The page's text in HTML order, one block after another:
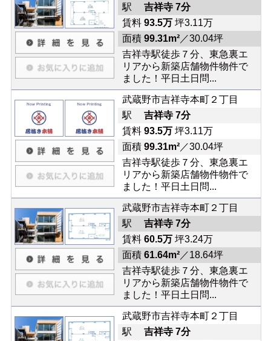
駅 吉祥寺 7分
賃料 93.5万坪3.11万
面積 99.31m²／30.04坪
吉祥寺駅徒歩７分、東急裏エ
リアから新築店舗物件物件で
ました！平日土日問...
武蔵野市吉祥寺本町２丁目
駅 吉祥寺 7分
賃料 93.5万坪3.11万
面積 99.31m²／30.04坪
吉祥寺駅徒歩７分、東急裏エ
リアから新築店舗物件物件で
ました！平日土日問...
武蔵野市吉祥寺本町２丁目
駅 吉祥寺 7分
賃料 60.5万坪3.24万
面積 61.64m²／18.64坪
吉祥寺駅徒歩７分、東急裏エ
リアから新築店舗物件物件で
ました！平日土日問...
武蔵野市吉祥寺本町２丁目
駅 吉祥寺 7分